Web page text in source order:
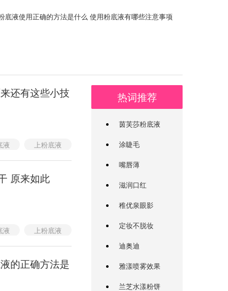
底液使用正确的方法是什么 使用粉底液有哪些注意事项
还有这些小技
液
上粉底液
原来如此
液
上粉底液
的正确方法是
热词推荐
茵芙莎粉底液
涂睫毛
嘴唇薄
滋润口红
稚优泉眼影
定妆不脱妆
迪奥迪
雅漾喷雾效果
兰芝水漾粉饼